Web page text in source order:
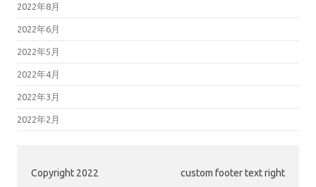
2022年8月
2022年6月
2022年5月
2022年4月
2022年3月
2022年2月
Copyright 2022 custom footer text right